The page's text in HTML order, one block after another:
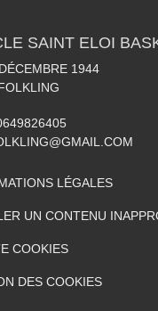
SAINT ELOI
1944
LÉGALES
UN CONTENU
COOKIES
DES COOKIES